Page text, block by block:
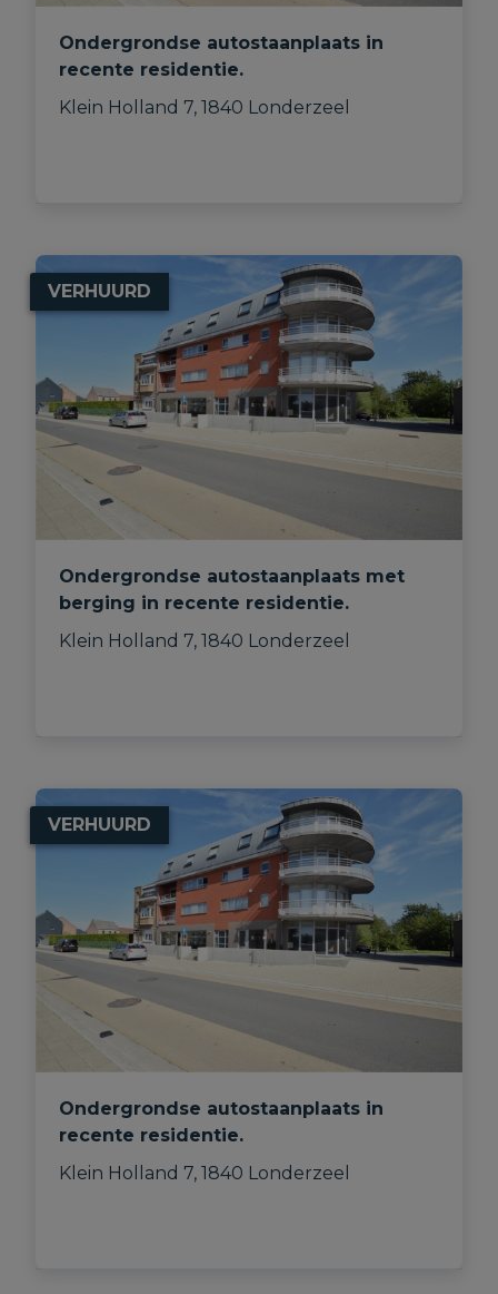
Ondergrondse autostaanplaats in
recente residentie.
Klein Holland 7, 1840 Londerzeel
VERHUURD
Ondergrondse autostaanplaats met
berging in recente residentie.
Klein Holland 7, 1840 Londerzeel
VERHUURD
Ondergrondse autostaanplaats in
recente residentie.
Klein Holland 7, 1840 Londerzeel